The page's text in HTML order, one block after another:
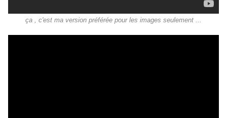
ça , c'est ma version préférée pour les images seulement ...